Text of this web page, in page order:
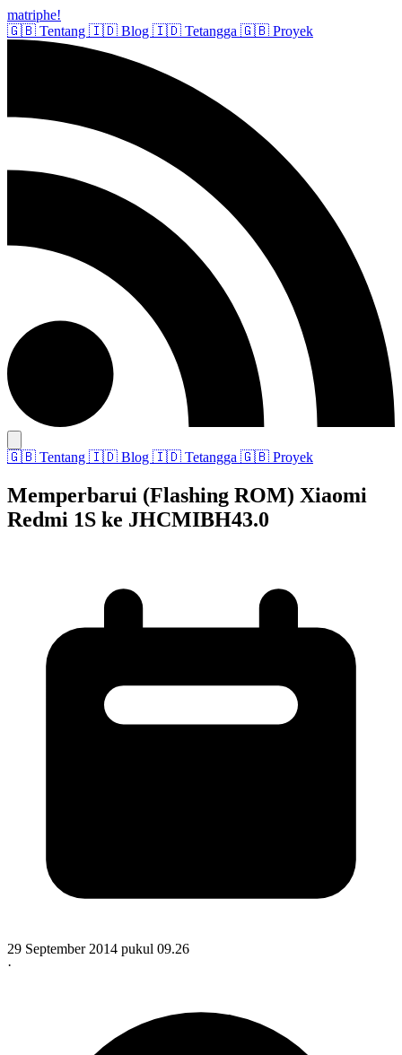
matriphe!
🇬🇧 Tentang 🇮🇩 Blog 🇮🇩 Tetangga 🇬🇧 Proyek
🇬🇧 Tentang 🇮🇩 Blog 🇮🇩 Tetangga 🇬🇧 Proyek
Memperbarui (Flashing ROM) Xiaomi
Redmi 1S ke JHCMIBH43.0
29 September 2014 pukul 09.26
·